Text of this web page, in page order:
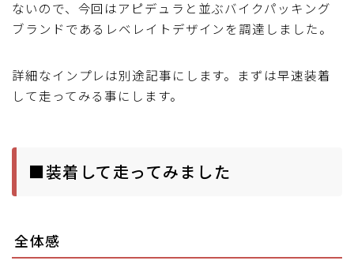
ないので、今回はアピデュラと並ぶバイクパッキング
ブランドであるレベレイトデザインを調達しました。
詳細なインプレは別途記事にします。まずは早速装着
して走ってみる事にします。
■装着して走ってみました
全体感